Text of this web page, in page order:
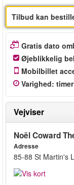
Tilbud kan
Gratis dato
Øjeblikkelig
Mobilbillet
Varighed: timer
Vejviser
Noël Coward
Adresse
85-88 St Martin's